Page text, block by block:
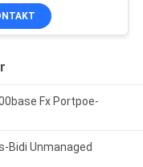
Fx Portpoe-
Bidi Unmanaged